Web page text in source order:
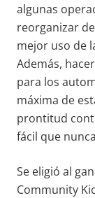
algunas
reorganizar
mejor uso de
Además,
para los
máxima de
prontitud
fácil que
Se eligió al
Community